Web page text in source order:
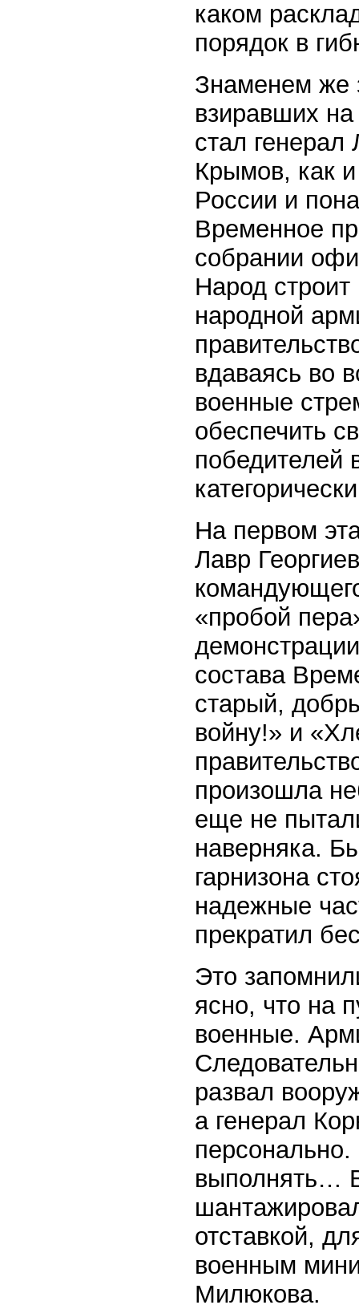
каком
порядок в
Знаменем же
взиравших
стал генерал
Крымов, как
России и
Временное
собрании
Народ
народной
вдаваясь во
военные
обеспечить
На первом
Лавр
«пробой
состава
старый,
войну!» и
произошла
еще не
наверняка.
гарнизона
надежные
прекратил
Это
ясно, что на
военные.
развал
а генерал
персонально.
выполнять…
отставкой,
военным
Милюкова.